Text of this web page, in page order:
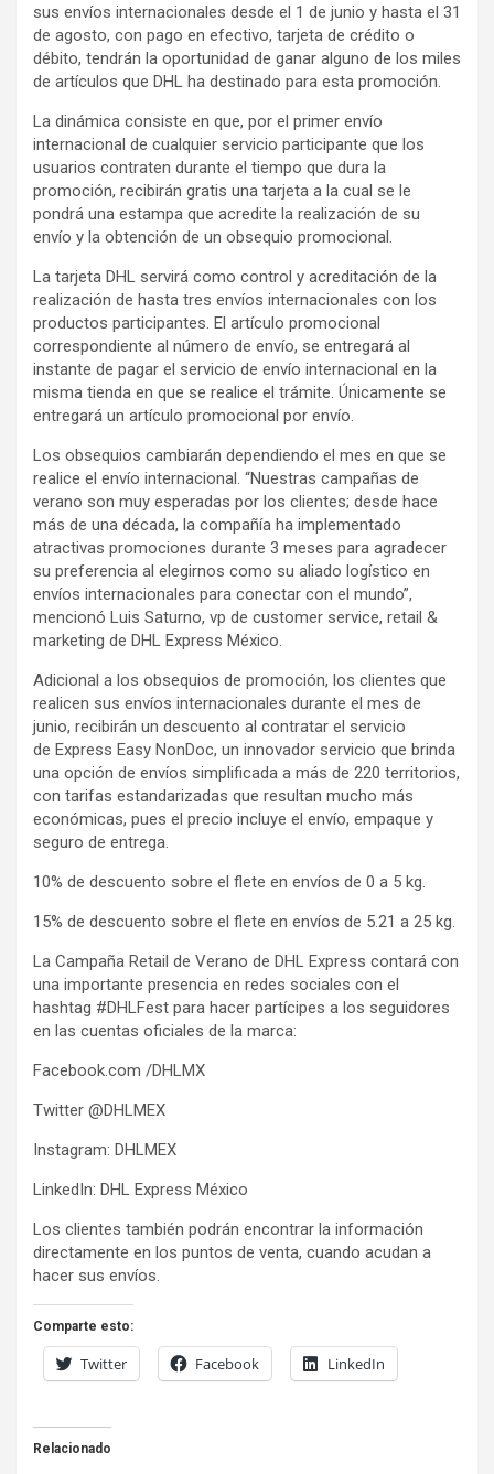
sus envíos internacionales desde el 1 de junio y hasta el 31
de agosto, con pago en efectivo, tarjeta de crédito o
débito, tendrán la oportunidad de ganar alguno de los miles
de artículos que DHL ha destinado para esta promoción.
La dinámica consiste en que, por el primer envío
internacional de cualquier servicio participante que los
usuarios contraten durante el tiempo que dura la
promoción, recibirán gratis una tarjeta a la cual se le
pondrá una estampa que acredite la realización de su
envío y la obtención de un obsequio promocional.
La tarjeta DHL servirá como control y acreditación de la
realización de hasta tres envíos internacionales con los
productos participantes. El artículo promocional
correspondiente al número de envío, se entregará al
instante de pagar el servicio de envío internacional en la
misma tienda en que se realice el trámite. Únicamente se
entregará un artículo promocional por envío.
Los obsequios cambiarán dependiendo el mes en que se
realice el envío internacional. “Nuestras campañas de
verano son muy esperadas por los clientes; desde hace
más de una década, la compañía ha implementado
atractivas promociones durante 3 meses para agradecer
su preferencia al elegirnos como su aliado logístico en
envíos internacionales para conectar con el mundo”,
mencionó Luis Saturno, vp de customer service, retail &
marketing de DHL Express México.
Adicional a los obsequios de promoción, los clientes que
realicen sus envíos internacionales durante el mes de
junio, recibirán un descuento al contratar el servicio
de Express Easy NonDoc, un innovador servicio que brinda
una opción de envíos simplificada a más de 220 territorios,
con tarifas estandarizadas que resultan mucho más
económicas, pues el precio incluye el envío, empaque y
seguro de entrega.
10% de descuento sobre el flete en envíos de 0 a 5 kg.
15% de descuento sobre el flete en envíos de 5.21 a 25 kg.
La Campaña Retail de Verano de DHL Express contará con
una importante presencia en redes sociales con el
hashtag #DHLFest para hacer partícipes a los seguidores
en las cuentas oficiales de la marca:
Facebook.com /DHLMX
Twitter @DHLMEX
Instagram: DHLMEX
LinkedIn: DHL Express México
Los clientes también podrán encontrar la información
directamente en los puntos de venta, cuando acudan a
hacer sus envíos.
Comparte esto:
Twitter Facebook LinkedIn
Relacionado